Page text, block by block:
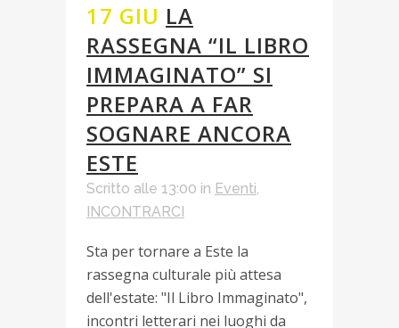
17 GIU LA
RASSEGNA “IL LIBRO
IMMAGINATO” SI
PREPARA A FAR
SOGNARE ANCORA
ESTE
Scritto alle 13:00 in Eventi,
INCONTRARCI
Sta per tornare a Este la
rassegna culturale più attesa
dell'estate: "Il Libro Immaginato",
incontri letterari nei luoghi da